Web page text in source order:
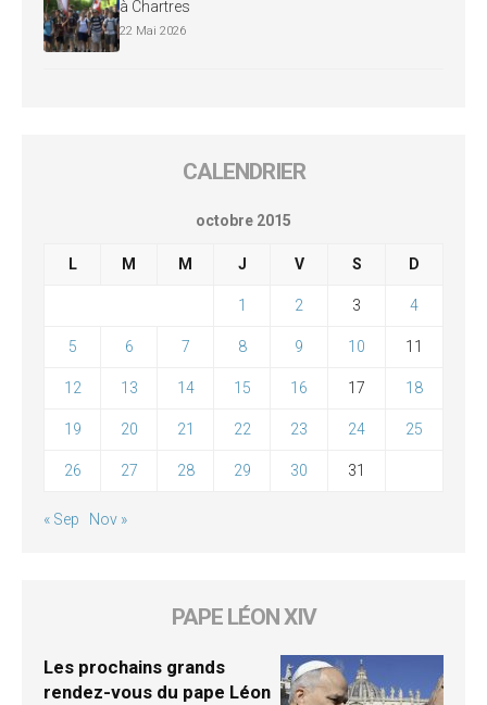
à Chartres
22 Mai 2026
CALENDRIER
octobre 2015
L M M J V S D
1 2 3 4
5 6 7 8 9 10 11
12 13 14 15 16 17 18
19 20 21 22 23 24 25
26 27 28 29 30 31
« Sep Nov »
PAPE LÉON XIV
Les prochains grands
rendez-vous du pape Léon